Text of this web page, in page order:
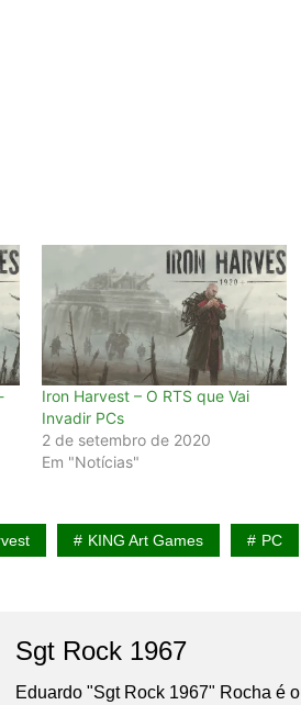
Iron Harvest – O RTS que Vai
Invadir PCs
2 de setembro de 2020
Em "Notícias"
KING Art Games PC
Sgt Rock 1967
Eduardo "Sgt Rock 1967" Rocha é